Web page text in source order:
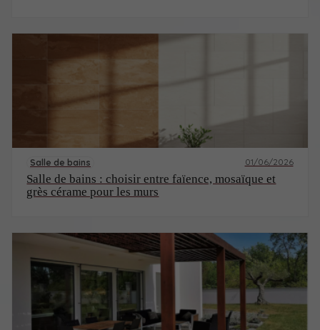
Salle de bains 01/06/2026
Salle de bains : choisir entre faïence, mosaïque et
grès cérame pour les murs